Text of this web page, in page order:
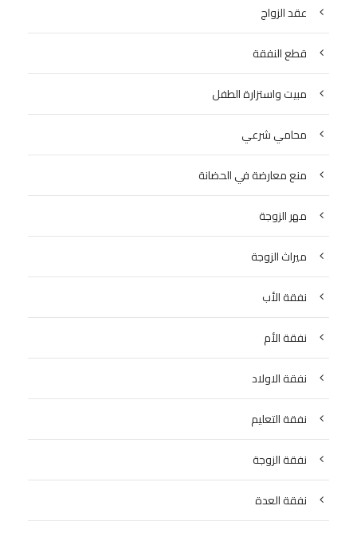
عقد الزواج
قطع النفقة
مبيت واستزارة الطفل
محامي شرعي
منع معارضة في الحضانة
مهر الزوجة
ميراث الزوجة
نفقة الأب
نفقة الأم
نفقة الاولاد
نفقة التعليم
نفقة الزوجة
نفقة العدة